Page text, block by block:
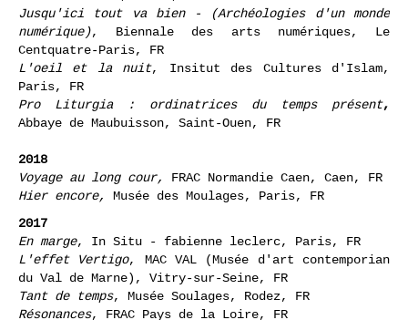
collections du musée,
Musée d'Art Moderne de la
Ville de Paris, Paris, FR
Jusqu'ici tout va bien - (Archéologies d'un monde
numérique)
, Biennale des arts numériques, Le
Centquatre-Paris, FR
L'oeil et la nuit, Insitut des Cultures d'Islam,
Paris, FR
Abbaye de Maubuisson, Saint-Ouen, FR
2018
Hier encore,
2017
En marge, In Situ - fabienne leclerc, Paris, FR
L'effet Vertigo, MAC VAL (Musée d'art contemporian
du Val de Marne), Vitry-sur-Seine, FR